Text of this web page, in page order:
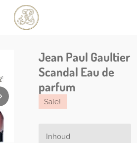
Jean Paul Gaultier
Scandal Eau de
parfum
Sale!
Inhoud